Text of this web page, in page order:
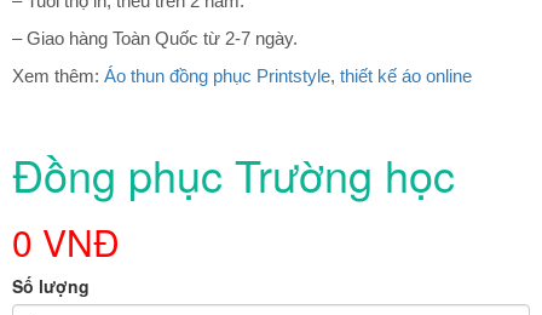
– Giao hàng Toàn Quốc từ 2-7 ngày.
Xem thêm: Áo thun đồng phục Printstyle, thiết kế áo online
Đồng phục Trường học
0 VNĐ
Số lượng